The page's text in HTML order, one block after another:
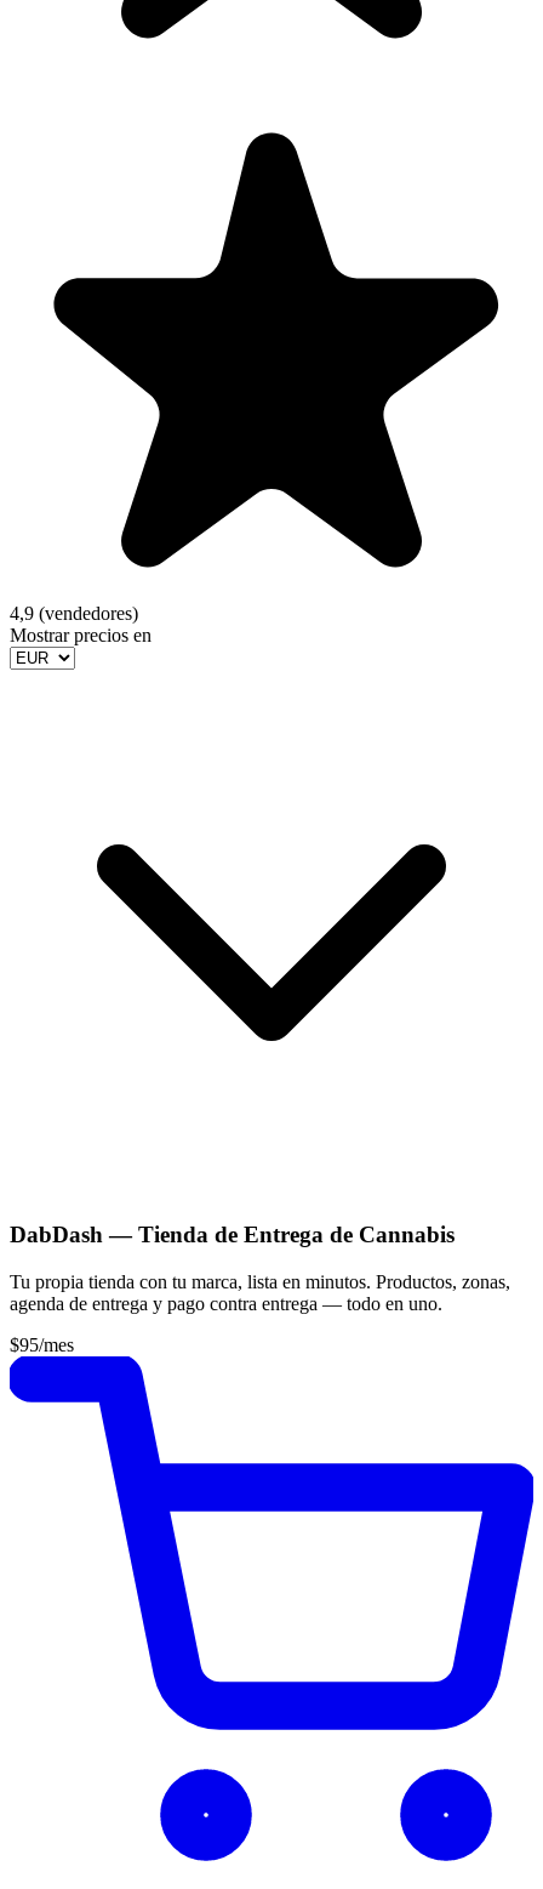
4,9 (vendedores)
Mostrar precios en
DabDash — Tienda de Entrega de Cannabis
Tu propia tienda con tu marca, lista en minutos. Productos, zonas,
agenda de entrega y pago contra entrega — todo en uno.
$95/mes